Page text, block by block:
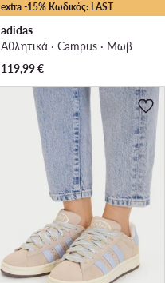
extra -15% Κωδικός: LAST
adidas
Αθλητικά · Campus · Μωβ
119,99€